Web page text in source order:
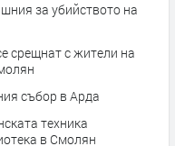
за убийството на
срещнат с жители на
събор в Арда
техника
в Смолян